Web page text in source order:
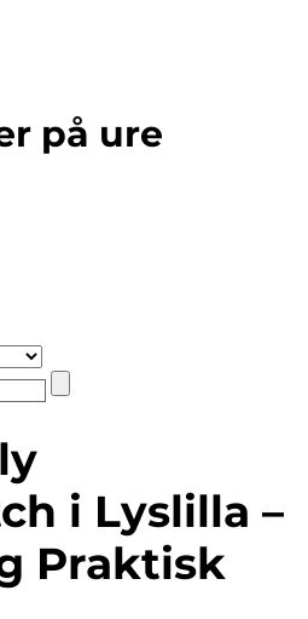
på ure
i Lyslilla –
Praktisk